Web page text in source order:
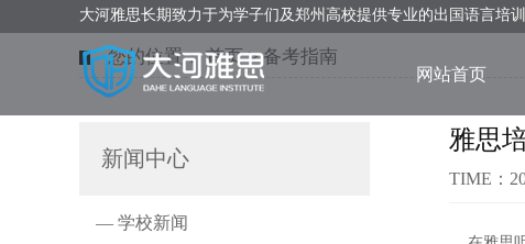
大河雅思长期致力于为学子们及郑州高校提供专业的出国语言培
网站首页
您的位置：首页>备考指南
新闻中心
— 学校新闻
雅思
TIME：